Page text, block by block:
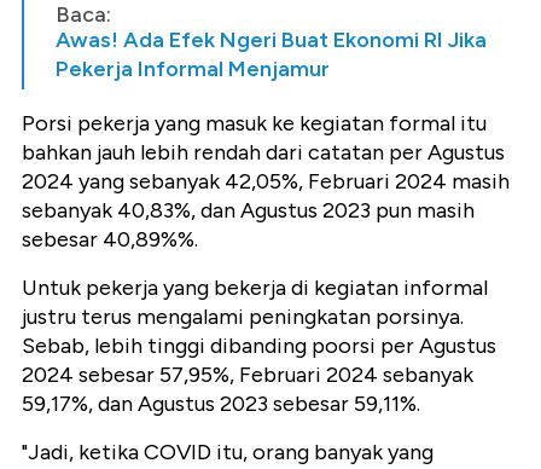
Baca:
Awas! Ada Efek Ngeri Buat Ekonomi RI Jika
Pekerja Informal Menjamur
Porsi pekerja yang masuk ke kegiatan formal itu
bahkan jauh lebih rendah dari catatan per Agustus
2024 yang sebanyak 42,05%, Februari 2024 masih
sebanyak 40,83%, dan Agustus 2023 pun masih
sebesar 40,89%%.
Untuk pekerja yang bekerja di kegiatan informal
justru terus mengalami peningkatan porsinya.
Sebab, lebih tinggi dibanding poorsi per Agustus
2024 sebesar 57,95%, Februari 2024 sebanyak
59,17%, dan Agustus 2023 sebesar 59,11%.
"Jadi, ketika COVID itu, orang banyak yang